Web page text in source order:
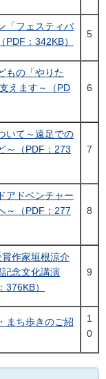
「フェスティバ
：342KB）
5
もの「やりた
えます～（PD
6
いて～遠足での
～（PDF：273
7
アドベンチャー
～（PDF：277
8
作家垣根涼介
念文化講演
）
9
まち歩きのご紹
1
0